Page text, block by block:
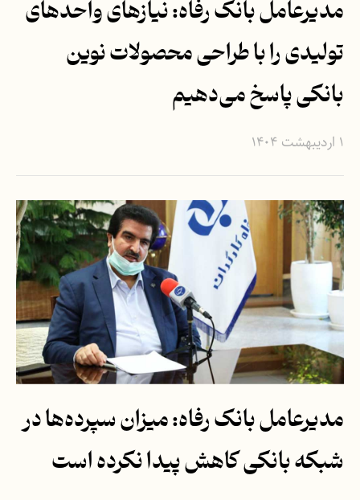
مدیرعامل بانک رفاه: نیازهای واحدهای
تولیدی را با طراحی محصولات نوین
بانکی پاسخ می‌دهیم
۱ اردیبهشت ۱۴۰۴
مدیرعامل بانک رفاه: میزان سپرده‌ها در
شبکه بانکی کاهش پیدا نکرده است